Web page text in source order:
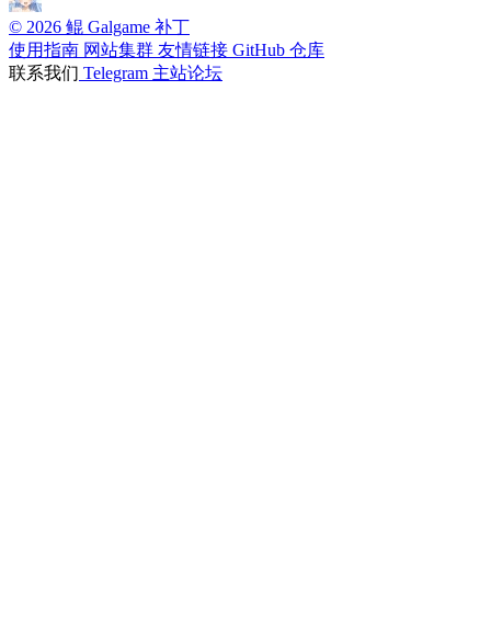
© 2026 鲲 Galgame 补丁
使用指南 网站集群 友情链接 GitHub 仓库
联系我们 Telegram 主站论坛